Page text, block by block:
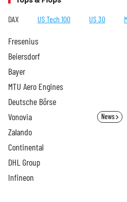
DAX US Tech 100 US 30
Fresenius
Beiersdorf
Bayer
MTU Aero Engines
Deutsche Börse
Vonovia News
Zalando
Continental
DHL Group
Infineon